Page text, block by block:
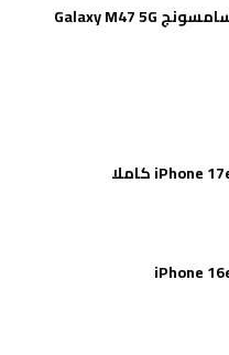
مواصفات هاتف سامسونج Galaxy M47 5G